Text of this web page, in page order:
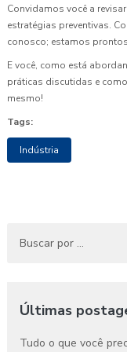
Convidamos você a
estratégias preventivas.
conosco; estamos
E você, como está
práticas discutidas e
mesmo!
Tags:
Indústria
Últimas
Tudo o que você